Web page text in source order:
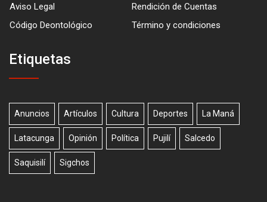
Aviso Legal
Rendición de Cuentas
Código Deontológico
Término y condiciones
Etiquetas
Anuncios Artículos Cultura Deportes La Maná
Latacunga Opinión Política Pujilí Salcedo
Saquisilí Sigchos